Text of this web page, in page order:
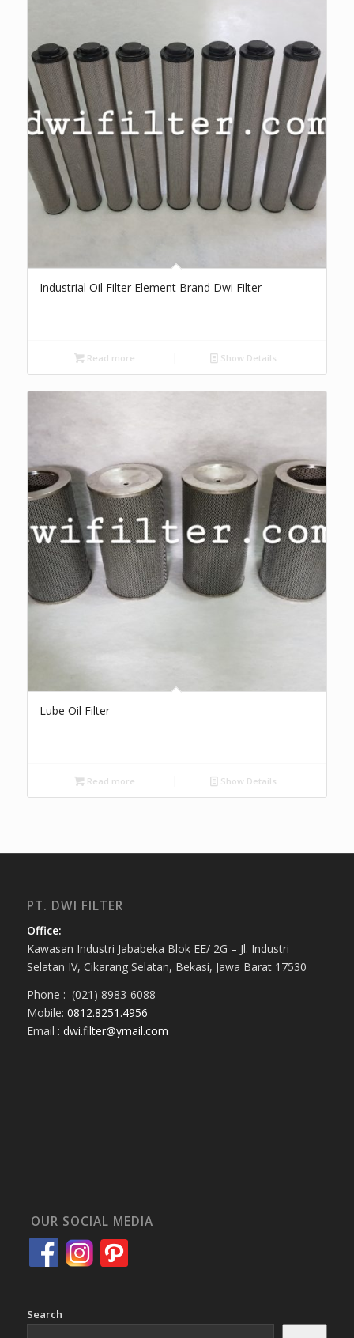
Industrial Oil Filter Element Brand Dwi Filter
Read more Show Details
Lube Oil Filter
Read more Show Details
PT. DWI FILTER
Office:
Kawasan Industri Jababeka Blok EE/ 2G – Jl. Industri
Selatan IV, Cikarang Selatan, Bekasi, Jawa Barat 17530
Phone : (021) 8983-6088
Mobile: 0812.8251.4956
Email : dwi.filter@ymail.com
OUR SOCIAL MEDIA
Search